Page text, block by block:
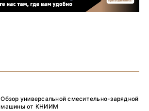
Обзор универсальной смесительно-зарядной
машины от КНИИМ